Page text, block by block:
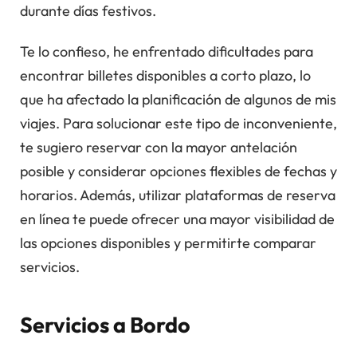
durante días festivos.
Te lo confieso, he enfrentado dificultades para
encontrar billetes disponibles a corto plazo, lo
que ha afectado la planificación de algunos de mis
viajes. Para solucionar este tipo de inconveniente,
te sugiero reservar con la mayor antelación
posible y considerar opciones flexibles de fechas y
horarios. Además, utilizar plataformas de reserva
en línea te puede ofrecer una mayor visibilidad de
las opciones disponibles y permitirte comparar
servicios.
Servicios a Bordo